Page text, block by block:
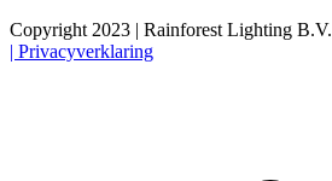
Copyright 2023 | Rainforest Lighting B.V.
| Privacyverklaring